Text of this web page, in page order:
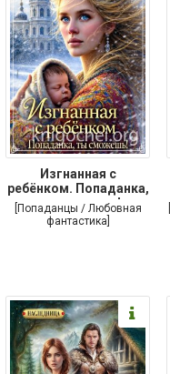
Изгнанная с
ребёнком. Попаданка,
ты сможешь!
[Попаданцы / Любовная
фантастика]